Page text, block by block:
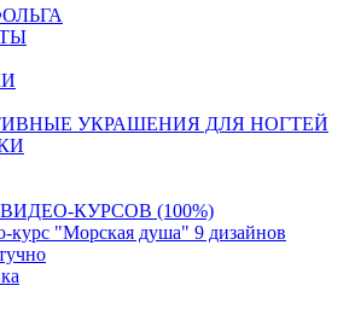
УКРАШЕНИЯ ДЛЯ НОГТЕЙ
КУРСОВ (100%)
курс "Морская душа" 9 дизайнов